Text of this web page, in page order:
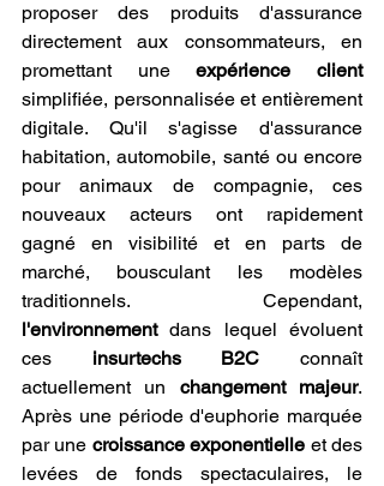
proposer des produits d'assurance
directement aux consommateurs, en
promettant une expérience client
simplifiée, personnalisée et entièrement
digitale. Qu'il s'agisse d'assurance
habitation, automobile, santé ou encore
pour animaux de compagnie, ces
nouveaux acteurs ont rapidement
gagné en visibilité et en parts de
marché, bousculant les modèles
l'environnement dans lequel évoluent
ces insurtechs B2C connaît
actuellement un changement majeur.
Après une période d'euphorie marquée
par une croissance exponentielle et des
levées de fonds spectaculaires, le